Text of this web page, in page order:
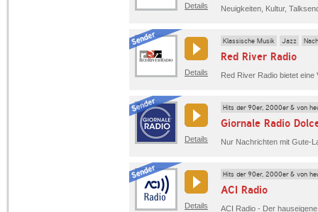
Details
Details
Klassische Musik Jazz
Red River Radio
Details
Hits der 90er, 2000er & von
Giornale Radio
Details
Hits der 90er, 2000er & von
ACI Radio